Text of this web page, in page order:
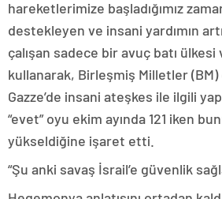
hareketlerimize başladığımız
destekleyen ve insani yardımın
çalışan sadece bir avuç batı ülkesi
kullanarak, Birleşmiş Milletler
Gazze’de insani ateşkes ile ilgili
“evet” oyu ekim ayında 121 iken
yükseldiğine işaret etti.
“Şu anki savaş İsrail’e güvenlik